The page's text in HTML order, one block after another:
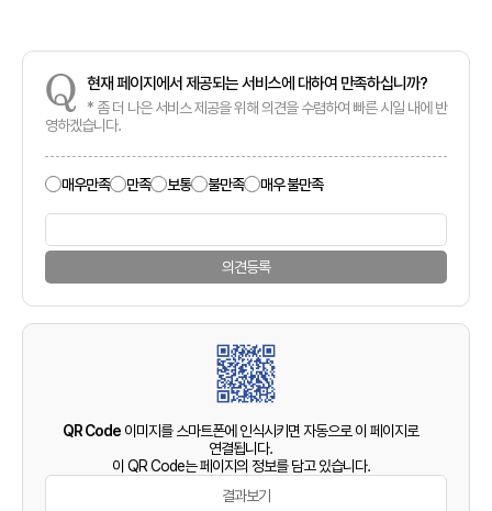
Q 현재 페이지에서 제공되는 서비스에 대하여 만족하십니까?
* 좀 더 나은 서비스 제공을 위해 의견을 수렴하여 빠른 시일 내에 반
영하겠습니다.
매우만족 만족 보통 불만족 매우 불만족
의견등록
QR Code 이미지를 스마트폰에 인식시키면 자동으로 이 페이지로
연결됩니다.
이 QR Code는 페이지의 정보를 담고 있습니다.
결과보기